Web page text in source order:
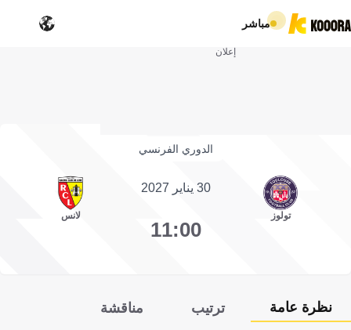
مباشر
إعلان
الدوري الفرنسي
تولوز
30 يناير 2027
11:00
لانس
نظرة عامة ترتيب مناقشة